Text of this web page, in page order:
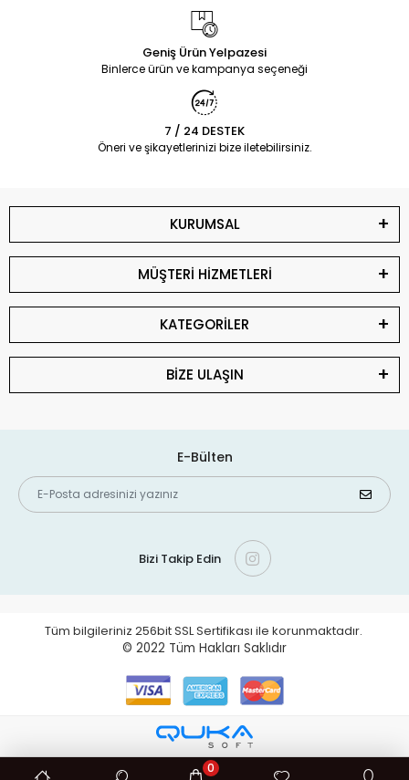
Geniş Ürün Yelpazesi
Binlerce ürün ve kampanya seçeneği
7 / 24 DESTEK
Öneri ve şikayetlerinizi bize iletebilirsiniz.
KURUMSAL
MÜŞTERİ HİZMETLERİ
KATEGORİLER
BİZE ULAŞIN
E-Bülten
Bizi Takip Edin
Tüm bilgileriniz 256bit SSL Sertifikası ile korunmaktadır.
© 2022 Tüm Hakları Saklıdır
0